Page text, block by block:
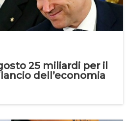
25 miliardi per il
dell’economia